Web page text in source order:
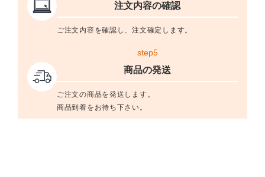
注文内容の確認
ご注文内容を確認し、注文確定します。
step5
商品の発送
ご注文の商品を発送します。
商品到着をお待ち下さい。